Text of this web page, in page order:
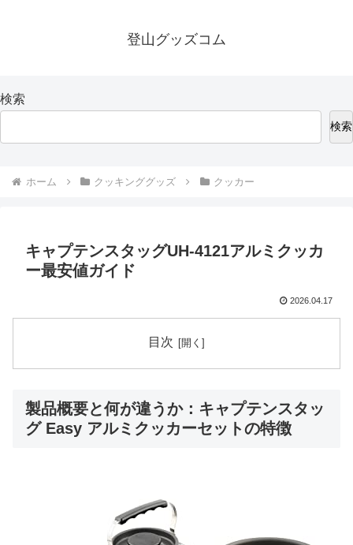
登山グッズコム
検索
検索
ホーム クッキンググッズ クッカー
キャプテンスタッグUH-4121アルミクッカ
ー最安値ガイド
2026.04.17
目次
製品概要と何が違うか：キャプテンスタッ
グ Easy アルミクッカーセットの特徴